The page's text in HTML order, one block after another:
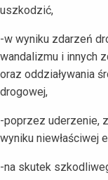
uszkodzić,
-w wyniku zdarzeń
wandalizmu i innych
oraz oddziaływania
drogowej,
-poprzez uderzenie,
wyniku niewłaściwej
-na skutek